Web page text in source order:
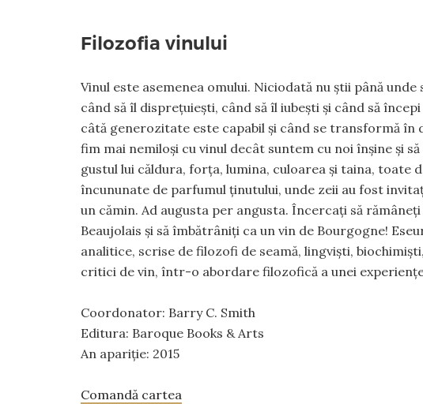
Filozofia vinului
Vinul este asemenea omului. Niciodată nu știi până unde
când să îl disprețuiești, când să îl iubești și când să
câtă generozitate este capabil și când se transformă în
fim mai nemiloși cu vinul decât suntem cu noi înșine și
gustul lui căldura, forța, lumina, culoarea și taina, toate
încununate de parfumul ținutului, unde zeii au fost
un cămin. Ad augusta per angusta. Încercați să
Beaujolais și să îmbătrâniți ca un vin de Bourgogne!
analitice, scrise de filozofi de seamă, lingviști,
critici de vin, într-o abordare filozofică a unei
Coordonator: Barry C. Smith
Editura: Baroque Books & Arts
An apariție: 2015
Comandă cartea